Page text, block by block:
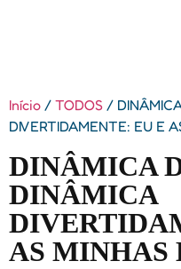
Início / TODOS /
DIVERTIDAMENTE: EU E
DINÂMICA
DINÂMICA
AS MINHAS